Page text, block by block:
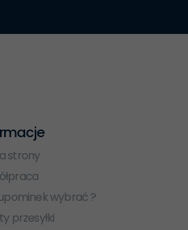
strony
wybrać ?
przesyłki